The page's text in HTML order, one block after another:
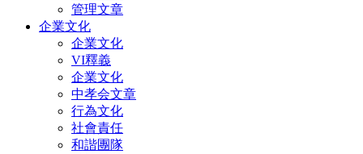
管理文章
企業文化
企業文化
VI釋義
企業文化
中孝会文章
行為文化
社會責任
和諧團隊